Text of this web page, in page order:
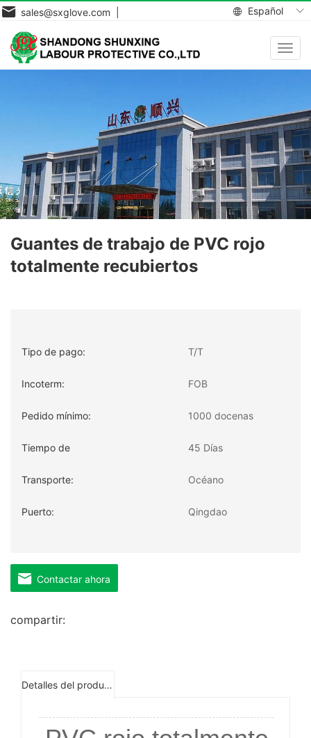
Español
sales@sxglove.com |
Guantes de trabajo de PVC rojo
totalmente recubiertos
Tipo de pago: T/T
Incoterm: FOB
Pedido mínimo: 1000 docenas
Tiempo de
entrega:
45 Días
Transporte: Océano
Puerto: Qingdao
Contactar ahora
compartir:
Detalles del producto